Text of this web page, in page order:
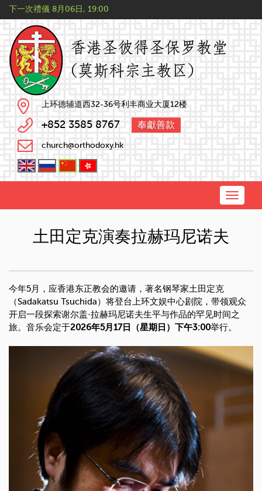
下一次禮儀 8月06日, 19:00
上环德辅道西32-36号利丰商业大厦12楼
+852 3585 8767 奉獻善款
church@orthodoxy.hk
Toggle
土田定克演奏拉赫玛尼诺夫
今年5月，应香港东正教会的邀请，著名钢琴家土田定克
（Sadakatsu Tsuchida）将登台上环文娱中心剧院，带领观众
开启一段探索谢尔盖·拉赫玛尼诺夫生平与作品的罕见时间之
旅。音乐会定于2026年5月17日（星期日）下午3:00举行。